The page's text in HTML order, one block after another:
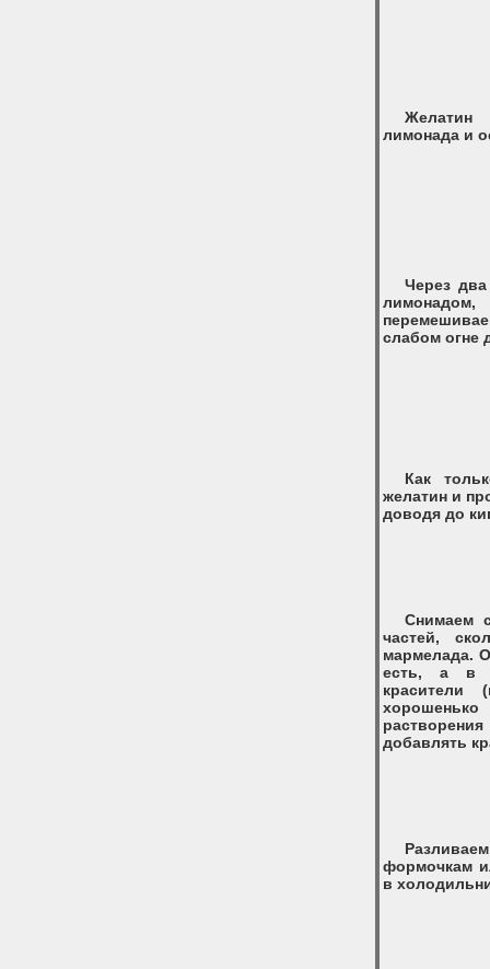
лимонада и
Через
слабом огне
Как
желатин и
доводя до
Снимаем
частей,
мармелада.
есть, а в
красители
добавлять
формочкам
в